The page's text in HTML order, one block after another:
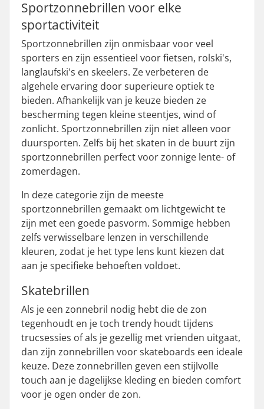
Sportzonnebrillen voor elke
sportactiviteit
Sportzonnebrillen zijn onmisbaar voor veel
sporters en zijn essentieel voor fietsen, rolski's,
langlaufski's en skeelers. Ze verbeteren de
algehele ervaring door superieure optiek te
bieden. Afhankelijk van je keuze bieden ze
bescherming tegen kleine steentjes, wind of
zonlicht. Sportzonnebrillen zijn niet alleen voor
duursporten. Zelfs bij het skaten in de buurt zijn
sportzonnebrillen perfect voor zonnige lente- of
zomerdagen.
In deze categorie zijn de meeste
sportzonnebrillen gemaakt om lichtgewicht te
zijn met een goede pasvorm. Sommige hebben
zelfs verwisselbare lenzen in verschillende
kleuren, zodat je het type lens kunt kiezen dat
aan je specifieke behoeften voldoet.
Skatebrillen
Als je een zonnebril nodig hebt die de zon
tegenhoudt en je toch trendy houdt tijdens
trucsessies of als je gezellig met vrienden uitgaat,
dan zijn zonnebrillen voor skateboards een ideale
keuze. Deze zonnebrillen geven een stijlvolle
touch aan je dagelijkse kleding en bieden comfort
voor je ogen onder de zon.